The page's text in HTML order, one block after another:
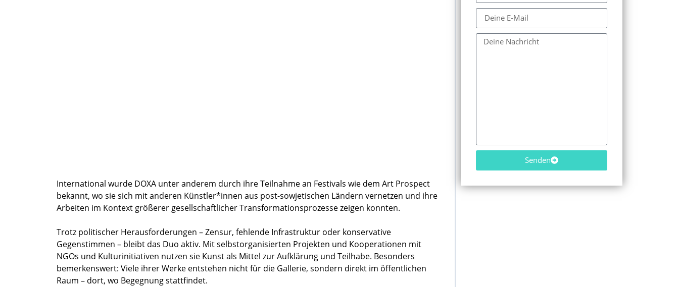
International wurde DOXA unter anderem durch ihre Teilnahme an Festivals wie dem Art Prospect
bekannt, wo sie sich mit anderen Künstler*innen aus post-sowjetischen Ländern vernetzen und ihre
Arbeiten im Kontext größerer gesellschaftlicher Transformationsprozesse zeigen konnten.
Trotz politischer Herausforderungen – Zensur, fehlende Infrastruktur oder konservative
Gegenstimmen – bleibt das Duo aktiv. Mit selbstorganisierten Projekten und Kooperationen mit
NGOs und Kulturinitiativen nutzen sie Kunst als Mittel zur Aufklärung und Teilhabe. Besonders
bemerkenswert: Viele ihrer Werke entstehen nicht für die Gallerie, sondern direkt im öffentlichen
Raum – dort, wo Begegnung stattfindet.
Senden